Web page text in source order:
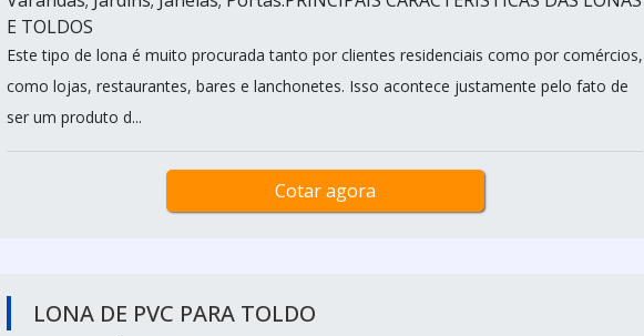
E TOLDOS
Este tipo de lona é muito procurada tanto por clientes residenciais como por comércios,
como lojas, restaurantes, bares e lanchonetes. Isso acontece justamente pelo fato de
ser um produto d...
Cotar agora
LONA DE PVC PARA TOLDO